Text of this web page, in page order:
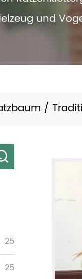
und
/
25
25